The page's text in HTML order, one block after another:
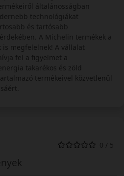
általánosságban
technológiákat
és tartósabb
A Michelin termékek a
is megfelelnek! A vállalat
fel a figyelmet a
takarékos és zöld
termékeivel közvetlenül
0 / 5